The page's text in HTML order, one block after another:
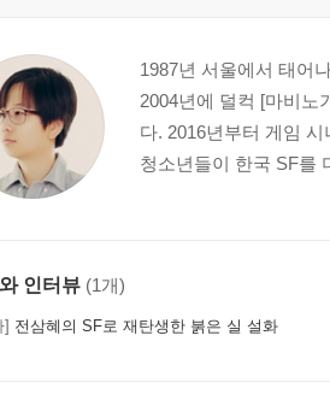
1987년 서울에서 태어
2004년에 덜컥 [마비노
다. 2016년부터 게임
청소년들이 한국 SF를
인터뷰 (1개)
] 전삼혜의 SF로 재탄생한 붉은 실 설화